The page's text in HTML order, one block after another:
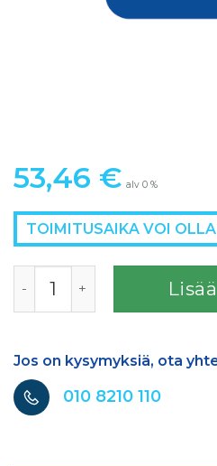
53,46 € alv 0 %
TOIMITUSAIKA VOI OLLA
Jos on kysymyksiä, ota
010 8210 110